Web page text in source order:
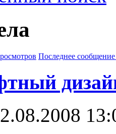
Последнее сообщение